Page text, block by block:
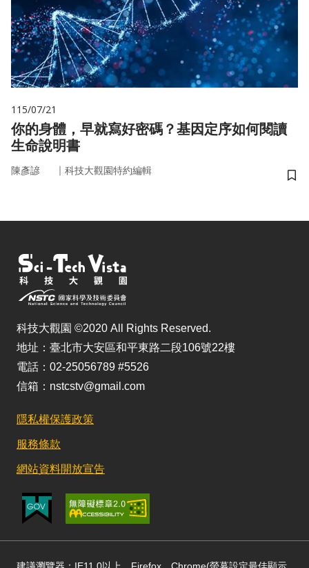
115/07/21
你的身體，早就寫好密碼？基因定序如何閱讀
生命說明書
陳彥諺 ｜ 科技大觀園特約編輯
儲
科技大觀園 ©2020 All Rights Reserved.
地址：臺北市大安區和平東路二段106號22樓
電話：02-25056789 #5526
信箱：nstcstv@gmail.com
隱私權保護政策
服務條款
網站資料開放宣告